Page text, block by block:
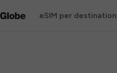
eSIM per destination